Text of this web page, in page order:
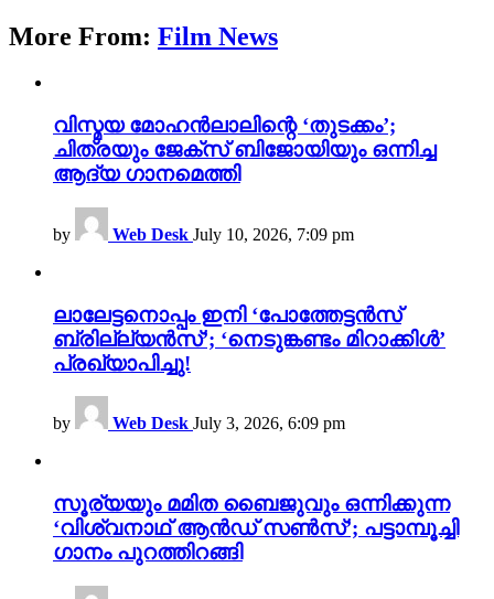
More From: Film News
വിസ്മയ മോഹൻലാലിന്റെ ‘തുടക്കം’;
ചിത്രയും ജേക്സ് ബിജോയിയും ഒന്നിച്ച
ആദ്യ ഗാനമെത്തി
by Web Desk July 10, 2026, 7:09 pm
ലാലേട്ടനൊപ്പം ഇനി ‘പോത്തേട്ടൻസ്
ബ്രില്ല്യൻസ്’; ‘നെടുങ്കണ്ടം മിറാക്കിൾ’
പ്രഖ്യാപിച്ചു!
by Web Desk July 3, 2026, 6:09 pm
സൂര്യയും മമിത ബൈജുവും ഒന്നിക്കുന്ന
‘വിശ്വനാഥ് ആൻഡ് സൺസ്’; പട്ടാമ്പൂച്ചി
ഗാനം പുറത്തിറങ്ങി